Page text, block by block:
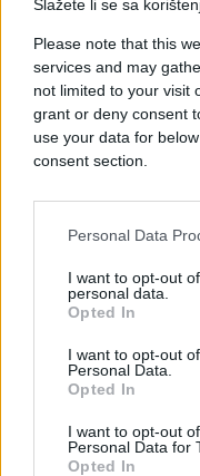
Slažete li se sa
Please note that this
services and may
not limited to your visit
grant or deny consent
use your data for
consent section.
Personal Data
I want to opt-out
personal data.
Opted In
I want to opt-out
Personal Data.
Opted In
I want to opt-out
Personal Data for
Opted In
Ambasador Moore
gdje je na
temi "Bezbjednost
Hercegovini“, sa
Misije OSCE-a u
Tokom boravka u
se sastati i sa
Republike Srpske